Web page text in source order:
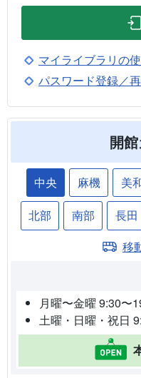
マイライブラリの
パスワード登録／
開
中央 麻機 美
北部 南部 長田
移
月曜〜金曜 9:30〜
土曜・日曜・祝日